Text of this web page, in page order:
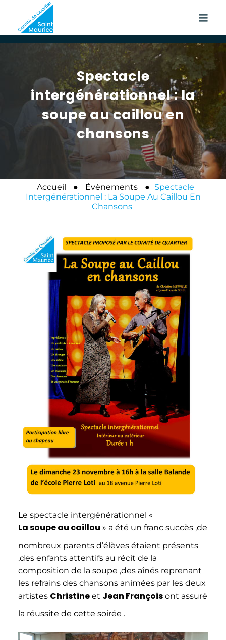
Spectacle
intergénérationnel : la
soupe au caillou en
chansons
Accueil ● Évènements ● Spectacle
Intergénérationnel : La Soupe Au Caillou En
Chansons
Le spectacle intergénérationnel «
La soupe au caillou » a été un franc succès ,de
nombreux parents d’élèves étaient présents
,des enfants attentifs au récit de la
composition de la soupe ,des aînés reprenant
les refrains des chansons animées par les deux
artistes Christine et Jean François ont assuré
la réussite de cette soirée .